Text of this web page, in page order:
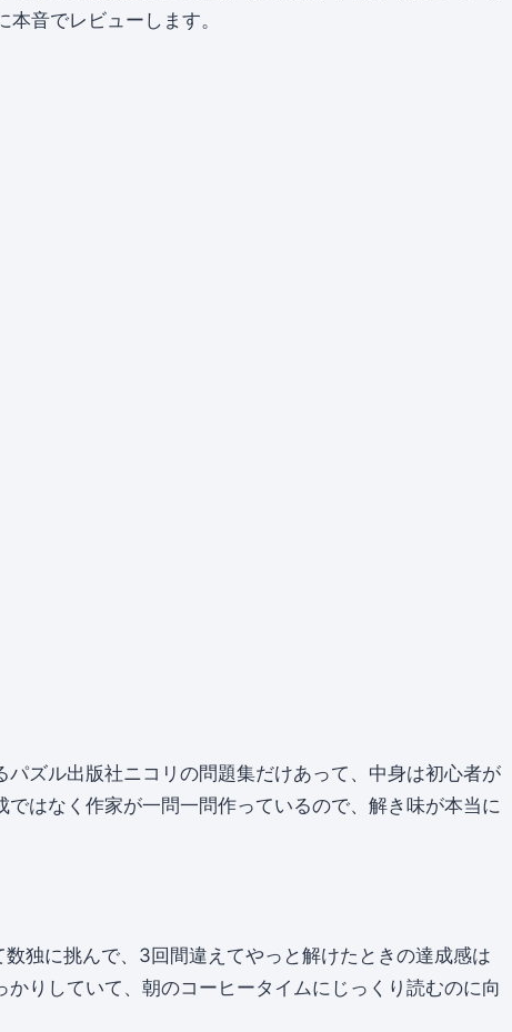
音でレビューします。
ズル出版社ニコリの問題集だけあって、中身は初心者が
はなく作家が一問一問作っているので、解き味が本当に
独に挑んで、3回間違えてやっと解けたときの達成感は
りしていて、朝のコーヒータイムにじっくり読むのに向